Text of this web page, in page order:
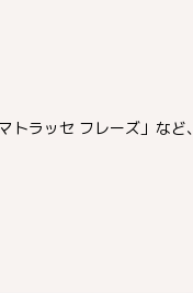
ラッセ フレーズ」など、